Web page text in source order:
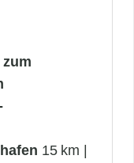
zum
15 km |